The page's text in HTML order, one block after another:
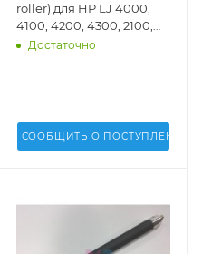
roller) для HP LJ 4000,
4100, 4200, 4300, 2100,
2300, 2400, P 3005, 3015,
Достаточно
СООБЩИТЬ О ПОСТУПЛЕНИИ